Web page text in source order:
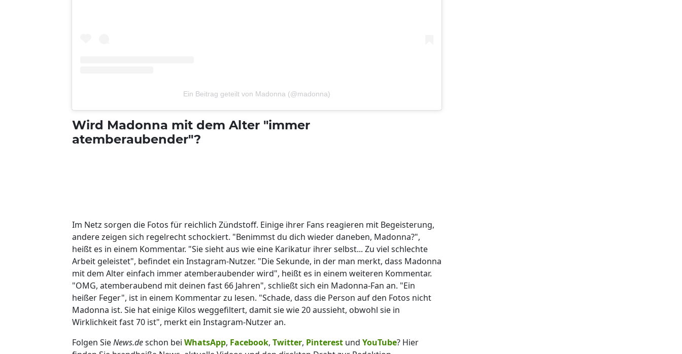
Ein Beitrag geteilt von Madonna (@madonna)
Wird Madonna mit dem Alter "immer
atemberaubender"?
Im Netz sorgen die Fotos für reichlich Zündstoff. Einige ihrer Fans reagieren mit Begeisterung,
andere zeigen sich regelrecht schockiert. "Benimmst du dich wieder daneben, Madonna?",
heißt es in einem Kommentar. "Sie sieht aus wie eine Karikatur ihrer selbst... Zu viel schlechte
Arbeit geleistet", befindet ein Instagram-Nutzer. "Die Sekunde, in der man merkt, dass Madonna
mit dem Alter einfach immer atemberaubender wird", heißt es in einem weiteren Kommentar.
"OMG, atemberaubend mit deinen fast 66 Jahren", schließt sich ein Madonna-Fan an. "Ein
heißer Feger", ist in einem Kommentar zu lesen. "Schade, dass die Person auf den Fotos nicht
Madonna ist. Sie hat einige Kilos weggefiltert, damit sie wie 20 aussieht, obwohl sie in
Wirklichkeit fast 70 ist", merkt ein Instagram-Nutzer an.
Folgen SieNews.deschon bei WhatsApp, Facebook, Twitter, Pinterest und YouTube? Hier